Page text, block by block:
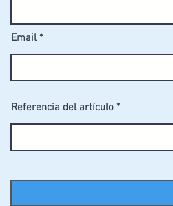
Email
Referencia del artículo